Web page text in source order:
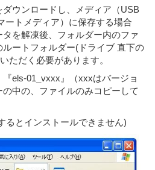
ウンロードし、メディア（USB
ートメディア）に保存する場合
を解凍後、フォルダー内のファ
ートフォルダー(ドライブ 直下の
ただく必要があります。
els-01_vxxx』（xxxはバージョ
中の、ファイルのみコピーして
るとインストールできません)